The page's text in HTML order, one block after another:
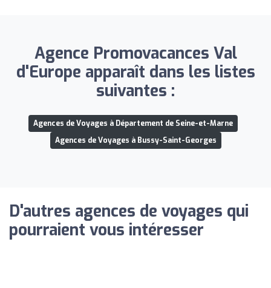
Agence Promovacances Val
d'Europe apparaît dans les listes
suivantes :
Agences de Voyages à Département de Seine-et-Marne
Agences de Voyages à Bussy-Saint-Georges
D'autres agences de voyages qui
pourraient vous intéresser